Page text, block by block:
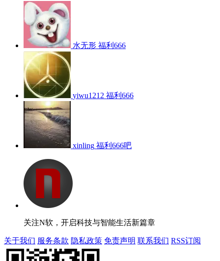
水无形 福利666
yiwu1212 福利666
xinling 福利666吧
关注N软，开启科技与智能生活新篇章
关于我们 服务条款 隐私政策 免责声明 联系我们 RSS订阅